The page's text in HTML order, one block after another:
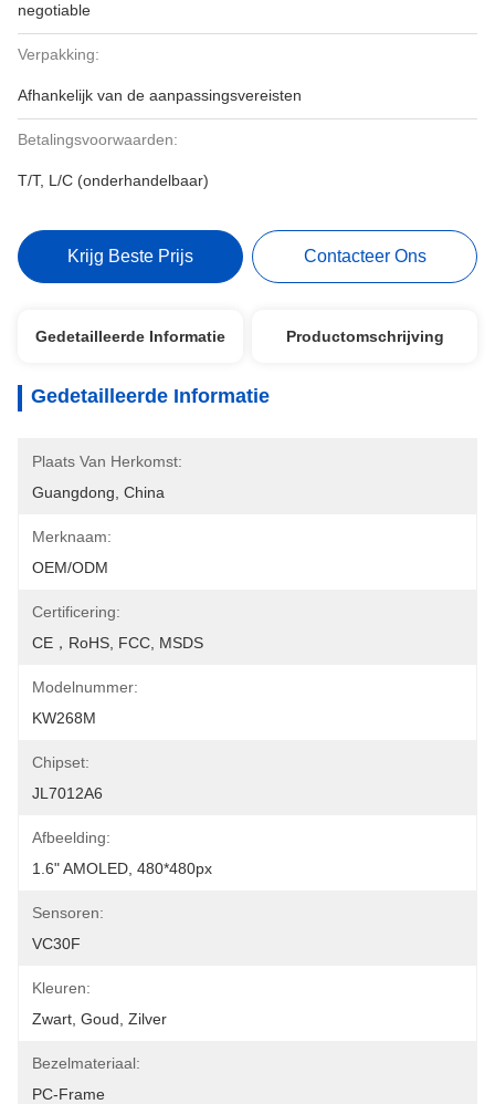
negotiable
Verpakking:
Afhankelijk van de aanpassingsvereisten
Betalingsvoorwaarden:
T/T, L/C (onderhandelbaar)
Krijg Beste Prijs Contacteer Ons
Gedetailleerde Informatie Productomschrijving
Gedetailleerde Informatie
Plaats Van Herkomst:
Guangdong, China
Merknaam:
OEM/ODM
Certificering:
CE，RoHS, FCC, MSDS
Modelnummer:
KW268M
Chipset:
JL7012A6
Afbeelding:
1.6" AMOLED, 480*480px
Sensoren:
VC30F
Kleuren:
Zwart, Goud, Zilver
Bezelmateriaal:
PC-Frame